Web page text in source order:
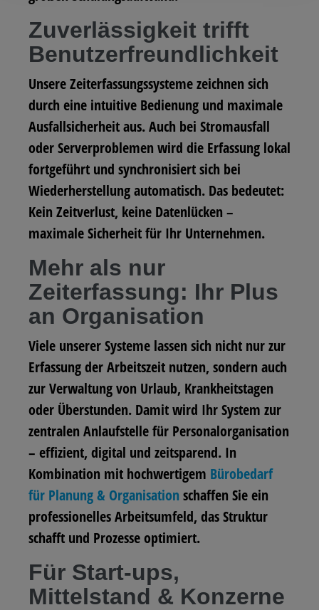
Zuverlässigkeit trifft
Benutzerfreundlichkeit
Unsere Zeiterfassungssysteme zeichnen sich
durch eine intuitive Bedienung und maximale
Ausfallsicherheit aus. Auch bei Stromausfall
oder Serverproblemen wird die Erfassung lokal
fortgeführt und synchronisiert sich bei
Wiederherstellung automatisch. Das bedeutet:
Kein Zeitverlust, keine Datenlücken –
maximale Sicherheit für Ihr Unternehmen.
Mehr als nur
Zeiterfassung: Ihr Plus
an Organisation
Viele unserer Systeme lassen sich nicht nur zur
Erfassung der Arbeitszeit nutzen, sondern auch
zur Verwaltung von Urlaub, Krankheitstagen
oder Überstunden. Damit wird Ihr System zur
zentralen Anlaufstelle für Personalorganisation
– effizient, digital und zeitsparend. In
Kombination mit hochwertigem Bürobedarf
für Planung & Organisation schaffen Sie ein
professionelles Arbeitsumfeld, das Struktur
schafft und Prozesse optimiert.
Für Start-ups,
Mittelstand & Konzerne